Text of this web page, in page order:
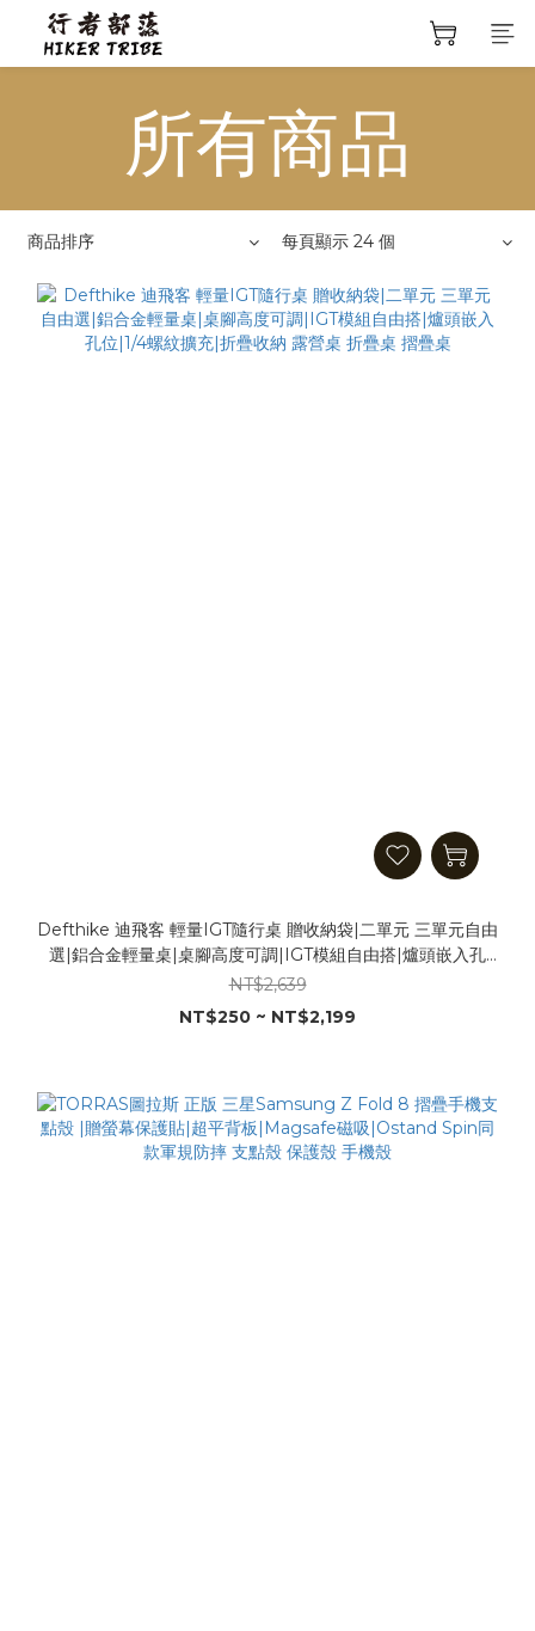
所有商品
商品排序 每頁顯示 24 個
Defthike 迪飛客 輕量IGT隨行桌 贈收納袋|二單元 三單元自由
選|鋁合金輕量桌|桌腳高度可調|IGT模組自由搭|爐頭嵌入孔
位|1/4螺紋擴充|折疊收納 露營桌 折疊桌 摺疊桌
NT$2,639
NT$250 ~ NT$2,199